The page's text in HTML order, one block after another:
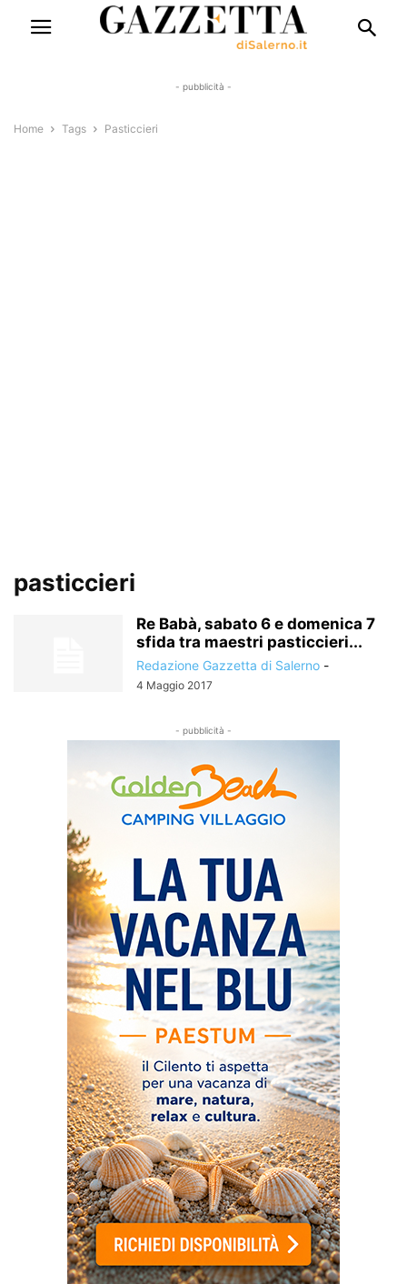
- pubblicità -
Home Tags Pasticcieri
pasticcieri
Re Babà, sabato 6 e domenica 7
sfida tra maestri pasticcieri...
Redazione Gazzetta di Salerno -
4 Maggio 2017
- pubblicità -